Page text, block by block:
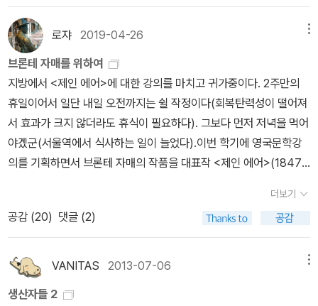
려지고 중요한 작품은 물론 <제인 에어>이지만, <제인 에어>를 이해
하기 위해서라도 나머지 작품들에 대한 독서가 필요하다. 무엇이 다
르고 작품간에는 어떤 연관성이 있는지 살펴볼 수 있다. 전지적 강사
시점에서는 그렇다...
은 미국의 작가 토니 모리슨의 노벨 문학상 수상 기념 연설문이다. 1
958년부터 이화여대 인문대학 영문과(현재 명칭은 영어영문학과)에
서 영미소설을 강의해오다가 1996년 2월 말에 정년퇴임을 한 조정
호 교수를 기념하기 위해 스물여섯 명의 제자들은 영미 여성 작가에
대한 외국 논문을 번역하는 일을 기획했다. 퇴임한 교수와 스물여섯
명의 제자 모두 여성이다. * [절판] 케이트 밀렛 《성 정
치학》 (이후, 2009)* 샬럿 브론테 《빌레트》 (현대문화센터, 201
0) 조정호 교수도 이 책의 집필에 참여했는데, 그녀는 케이트 밀
렛(Kate Millett)의 《성 정치학》(이후)의 내용 일부를 발췌해서 번
역했다. 조 교수는 샬럿 브론테(Charlotte Brontë)의 《빌레트》를
분석한 밀렛의 글을 논문 형태로 편집했다. 이 책의 목차(여성 작가,
* 메리 울스턴크래프트 《메리 / 마리아 / 마틸다》 (한국문화사, 201
8)* 메리 울스턴크래프트 《여권의 옹호》 (연암서가, 2014) 『여
로쟈 2019-04-26
브론테 자매를 위하여
지방에서 <제인 에어>에 대한 강의를 마치고 귀가중이다. 2주만의
휴일이어서 일단 내일 오전까지는 쉴 작정이다(회복탄력성이 떨어져
서 효과가 크지 않더라도 휴식이 필요하다). 그보다 먼저 저녁을 먹어
야겠군(서울역에서 식사하는 일이 늘었다).이번 학기에 영국문학강
의를 기획하면서 브론테 자매의 작품을 대표작 <제인 에어>(1847)
보가 되는 것은 앤 브론테의 <아그네스 그레이>(1847)를 제외하면
모두 살럿의 작품들이다. <폭풍의 언덕>이 에밀리의 유일한 작품인
데 반해서 살럿은 <제인 에어> 외에도 세 편의 소설을 더 완성했다.
가장 먼저 썼지만 사후에 발표된 <교수>와 생전에 발표한 <셜리>(1
849), <빌레트>(1853)가 그 목록인데, 이 가운데 <셜리>는 번역
되지 않았기에 우리가 더읽어볼 수 있는 건 <교수>와 <빌레트>, 두
더보기
공감 (20) 댓글 (2)
VANITAS 2013-07-06
생산자들 2